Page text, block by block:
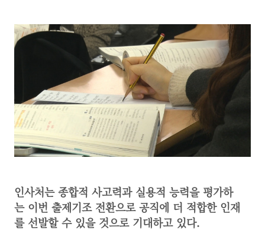
인사처는 종합적 사고력과 실용적 능력을 평가하
는 이번 출제기조 전환으로 공직에 더 적합한 인재
를 선발할 수 있을 것으로 기대하고 있다.